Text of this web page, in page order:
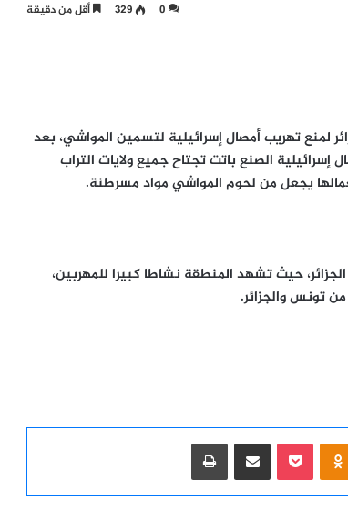
0
329 أقل من دقيقة
لمنع تهريب أمصال إسرائيلية لتسمين المواشي، بعد
الصنع باتت تجتاح جميع ولايات التراب
يجعل من لحوم المواشي مواد مسرطنة.
حيث تشهد المنطقة نشاطا كبيرا للمهربين،
تونس والجزائر.
Odnoklassniki
‫Pocket مشاركة عبر البريد طباعة